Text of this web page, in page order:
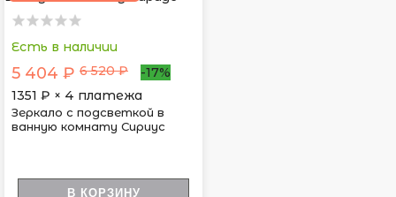
Есть в наличии
5 404 ₽ 6 520 ₽
-17%
1351 ₽ × 4 платежа
Зеркало с подсветкой в
ванную комнату Сириус
В КОРЗИНУ